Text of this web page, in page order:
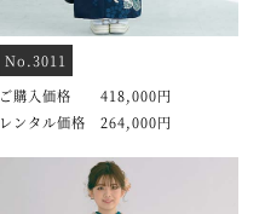
No.3011
ご購入価格 418,000円
レンタル価格 264,000円